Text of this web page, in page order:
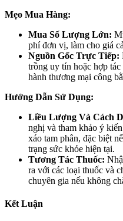
Mẹo Mua Hàng:
Mua Số Lượng Lớn:
phí đơn vị, làm cho giá
Nguồn Gốc Trực Tiếp:
trồng uy tín hoặc hợp
hành thương mại công
Hướng Dẫn Sử Dụng:
Liều Lượng Và Cách
nghị và tham khảo ý
xáo tam phân, đặc biệt
trạng sức khỏe hiện tại.
Tương Tác Thuốc:
ra với các loại thuốc và
chuyên gia nếu không
Kết Luận